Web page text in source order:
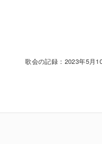
歌会の記録：2023年5月